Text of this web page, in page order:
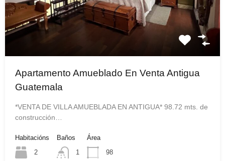
Apartamento Amueblado En Venta Antigua
Guatemala
*VENTA DE VILLA AMUEBLADA EN ANTIGUA* 98.72 mts. de
construcción…
Habitacións
2
Baños
1
Área
98